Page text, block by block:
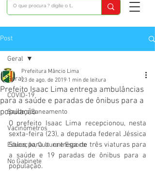
Post
Geral
COVID-19
Saúde e Saneamento
Vacinômetros
Educação, Cultura e Esporte
No Gabinete
Geral
Prefeito Isaac Lima entrega ambulâncias
para a saúde e paradas de ônibus para a
população
Prefeitura Mâncio Lima
23 de ago. de 2019 1 min de leitura
O prefeito Isaac Lima recepcionou, nesta
sexta-feira (23), a deputada federal Jéssica
Sales para a  entrega de três viaturas para
a saúde e 19 paradas de ônibus para a
população.